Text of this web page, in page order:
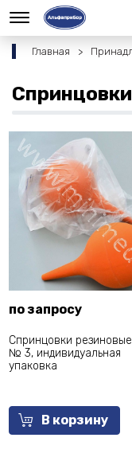
Главная
Спринцовки
по запросу
Спринцовки
№ 3, индивидуальная
упаковка
В корзину